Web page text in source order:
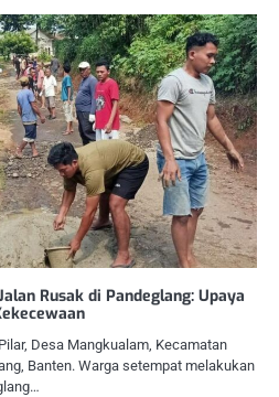
Rusak di Pandeglang: Upaya
Desa Mangkualam, Kecamatan
Banten. Warga setempat melakukan